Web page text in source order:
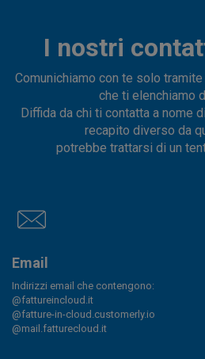
I nostri
Comunichiamo con te solo
che ti elenchiamo
Diffida da chi ti contatta a nome
recapito diverso da
potrebbe trattarsi di un
Email
Indirizzi email che contengono:
@fattureincloud.it
@fatture-in-cloud.customerly.io
@mail.fatturecloud.it